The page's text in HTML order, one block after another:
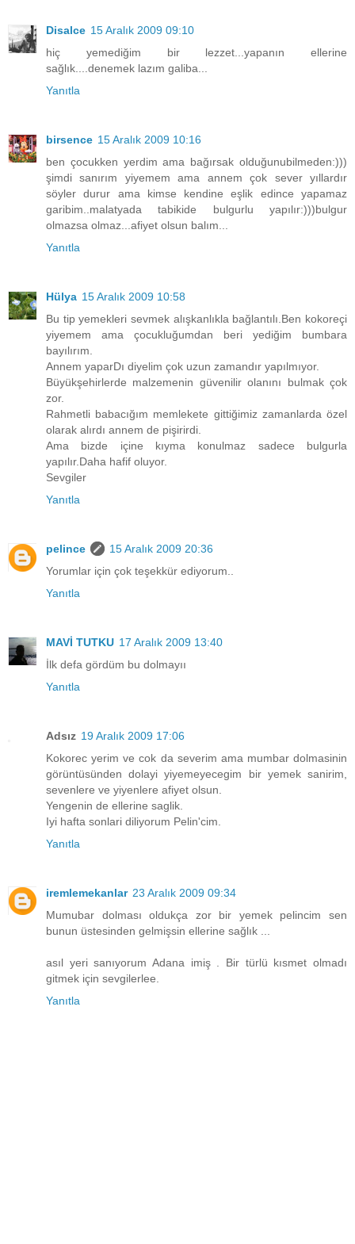
Disalce 15 Aralık 2009 09:10
hiç yemediğim bir lezzet...yapanın ellerine
sağlık....denemek lazım galiba...
Yanıtla
birsence 15 Aralık 2009 10:16
ben çocukken yerdim ama bağırsak olduğunubilmeden:)))
şimdi sanırım yiyemem ama annem çok sever yıllardır
söyler durur ama kimse kendine eşlik edince yapamaz
garibim..malatyada tabikide bulgurlu yapılır:)))bulgur
olmazsa olmaz...afiyet olsun balım...
Yanıtla
Hülya 15 Aralık 2009 10:58
Bu tip yemekleri sevmek alışkanlıkla bağlantılı.Ben kokoreçi
yiyemem ama çocukluğumdan beri yediğim bumbara
bayılırım.
Annem yaparDı diyelim çok uzun zamandır yapılmıyor.
Büyükşehirlerde malzemenin güvenilir olanını bulmak çok
zor.
Rahmetli babacığım memlekete gittiğimiz zamanlarda özel
olarak alırdı annem de pişirirdi.
Ama bizde içine kıyma konulmaz sadece bulgurla
yapılır.Daha hafif oluyor.
Sevgiler
Yanıtla
pelince
15 Aralık 2009 20:36
Yorumlar için çok teşekkür ediyorum..
Yanıtla
MAVİ TUTKU 17 Aralık 2009 13:40
İlk defa gördüm bu dolmayıı
Yanıtla
Adsız 19 Aralık 2009 17:06
Kokorec yerim ve cok da severim ama mumbar dolmasinin
görüntüsünden dolayi yiyemeyecegim bir yemek sanirim,
sevenlere ve yiyenlere afiyet olsun.
Yengenin de ellerine saglik.
Iyi hafta sonlari diliyorum Pelin'cim.
Yanıtla
iremlemekanlar 23 Aralık 2009 09:34
Mumubar dolması oldukça zor bir yemek pelincim sen
bunun üstesinden gelmişsin ellerine sağlık ...
asıl yeri sanıyorum Adana imiş . Bir türlü kısmet olmadı
gitmek için sevgilerlee.
Yanıtla